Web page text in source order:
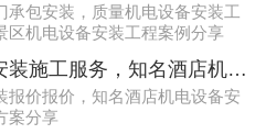
试验运行维护案例
承包安装，质量机电设备安装工
区机电设备安装工程案例分享
机电设备安装施工服务，知名酒店机电设备安装工程谋划方案分享
报价报价，知名酒店机电设备安
案分享